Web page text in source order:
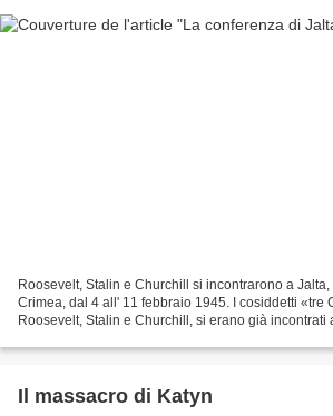
Roosevelt, Stalin e Churchill si incontrarono a
Crimea, dal 4 all' 11 febbraio 1945. I cosiddetti «tre
Roosevelt, Stalin e Churchill, si erano già incontrati
Il massacro di Katyn